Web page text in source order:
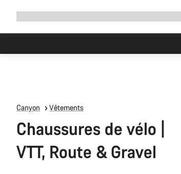
navigation
Canyon Vêtements
Chaussures de vélo |
VTT, Route & Gravel